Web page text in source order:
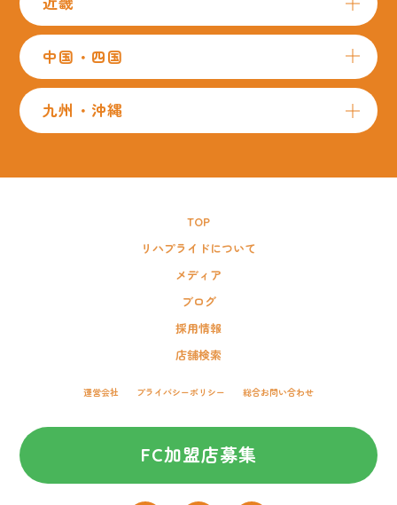
中国・四国
九州・沖縄
TOP
リハプライドについて
メディア
ブログ
採用情報
店舗検索
運営会社 プライバシーポリシー 総合お問い合わせ
FC加盟店募集